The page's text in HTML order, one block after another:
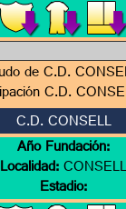
C.D. CONSELL
Año Fundación:
Localidad:CONSELL
Estadio: